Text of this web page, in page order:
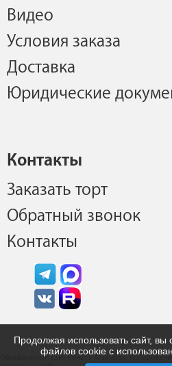
Видео
Условия заказа
Доставка
Юридические
Контакты
Заказать торт
Обратный звонок
Контакты
Официальный сайт Рената Агзамова.
Продолжая использовать сайт, вы
файлов cookie с